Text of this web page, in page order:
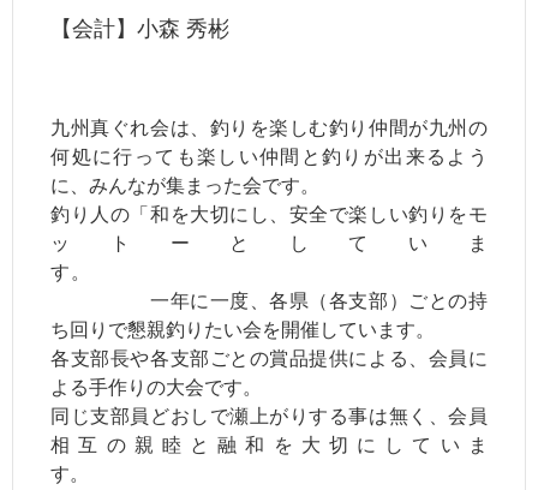
【会計】小森 秀彬
九州真ぐれ会は、釣りを楽しむ釣り仲間が九州の
何処に行っても楽しい仲間と釣りが出来るよう
に、みんなが集まった会です。
釣り人の「和を大切にし、安全で楽しい釣りをモ
ットーとしていま
す。
一年に一度、各県（各支部）ごとの持
ち回りで懇親釣りたい会を開催しています。
各支部長や各支部ごとの賞品提供による、会員に
よる手作りの大会です。
同じ支部員どおしで瀬上がりする事は無く、会員
相互の親睦と融和を大切にしていま
す。